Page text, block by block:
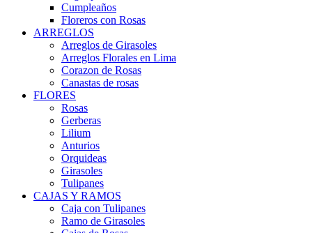
Cumpleaños
Floreros con Rosas
ARREGLOS
Arreglos de Girasoles
Arreglos Florales en Lima
Corazon de Rosas
Canastas de rosas
FLORES
Rosas
Gerberas
Lilium
Anturios
Orquideas
Girasoles
Tulipanes
CAJAS Y RAMOS
Caja con Tulipanes
Ramo de Girasoles